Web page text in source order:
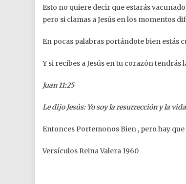
Esto no quiere decir que estarás
pero si clamas a Jesús en los momentos
En pocas palabras portándote bien estás
Y si recibes a Jesús en tu corazón tendrás
Juan 11:25
Le dijo Jesús: Yo soy la resurrección y la
Entonces Portemonos Bien , pero hay
Versículos Reina Valera 1960